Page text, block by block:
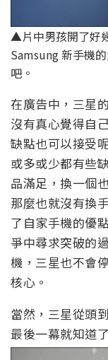
▲片中男孩開了好
Samsung 新手機
吧。
在廣告中，三星
沒有真心覺得自
缺點也可以接受
或多或少都有些
品滿足，換一個
那麼也就沒有換
了自家手機的優
爭中尋求突破的
機，三星也不會
核心。
當然，三星從頭
最後一幕就知道了